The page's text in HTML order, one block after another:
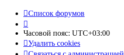
Список форумов
Часовой пояс: UTC+03:00
Удалить cookies